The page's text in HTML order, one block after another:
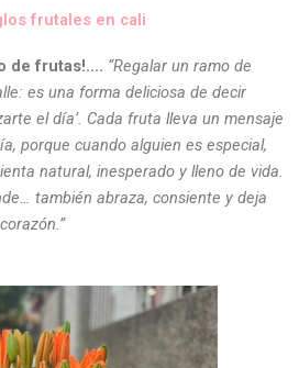
frutales en cali
de frutas!…. “Regalar un ramo de
es una forma deliciosa de decir
el día’. Cada fruta lleva un mensaje
porque cuando alguien es especial,
natural, inesperado y lleno de vida.
también abraza, consiente y deja